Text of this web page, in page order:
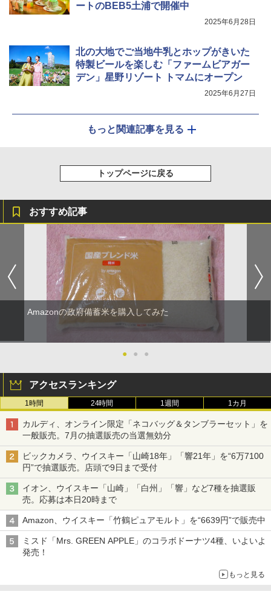
ートのBEB5土浦で開催中
2025年6月28日
北の大地でご当地牛乳とホップがきいた
特製ビールを楽しむ「ファームビアガー
デン」星野リゾート トマムにオープン
2025年6月27日
もっと関連記事を見る
トップページに戻る
おすすめ記事
Amazonの政府備蓄米を購入してみた
● ● ●
アクセスランキング
1時間 24時間 1週間 1カ月
カルディ、オンライン限定「ネコバッグ＆タンブラーセット」を
一般販売。7月の抽選販売の当選無効分
ビックカメラ、ウイスキー「山崎18年」「響21年」を“6万7100
円”で抽選販売。店頭で9日まで受付
イオン、ウイスキー「山崎」「白州」「響」など7種を抽選販
売。応募は本日20時まで
Amazon、ウイスキー「竹鶴ピュアモルト」を“6639円”で販売中
ミスド「Mrs. GREEN APPLE」のコラボドーナツ4種、いよいよ
発売！
もっと見る